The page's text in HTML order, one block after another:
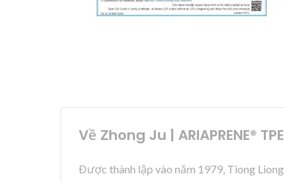
Về Zhong Ju | ARIAPRENE®
Được thành lập vào năm 1979, Tiong